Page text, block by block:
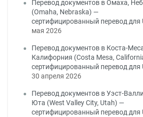
Перевод документов в Омаха,
(Omaha, Nebraska) —
сертифицированный перевод для
мая 2026
Перевод документов в Коста-
Калифорния (Costa Mesa,
сертифицированный перевод для
30 апреля 2026
Перевод документов в Уэст-
Юта (West Valley City, Utah) —
сертифицированный перевод для